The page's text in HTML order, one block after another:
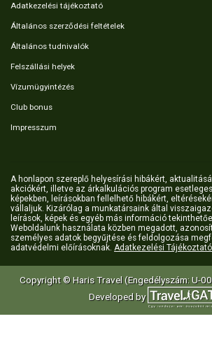
Adatkezelési tájékoztató
Általános szerződési feltételek
Általános tudnivalók
Felszállási helyek
Vízumügyintézés
Club bonus
Impresszum
A honlapon szereplő helyesírási hibákért,
akciókért, illetve az árkalkulációs program
képekben, leírásokban fellelhető hibákért,
vállaljuk. Kizárólag a munkatársaink által
leírások, képek és egyéb más információ
Weboldalunk használata közben megadott,
személyes adatok begyűjtése és feldolgozása
adatvédelmi előírásoknak. Adatkezelési
Copyright © Haris Travel (Engedélyszám: U-
Developed by